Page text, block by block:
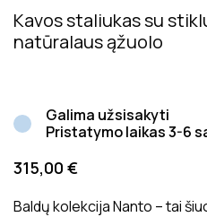
įvertinimas rodo bendrą
Atsiliepimai prieš juos
tinkamumo ir aktualumo
Kavos staliukas su
natūralaus ąžuolo
Galima užsisakyti
Pristatymo laikas 3-6
315,00 €
Baldų kolekcija Nanto – tai